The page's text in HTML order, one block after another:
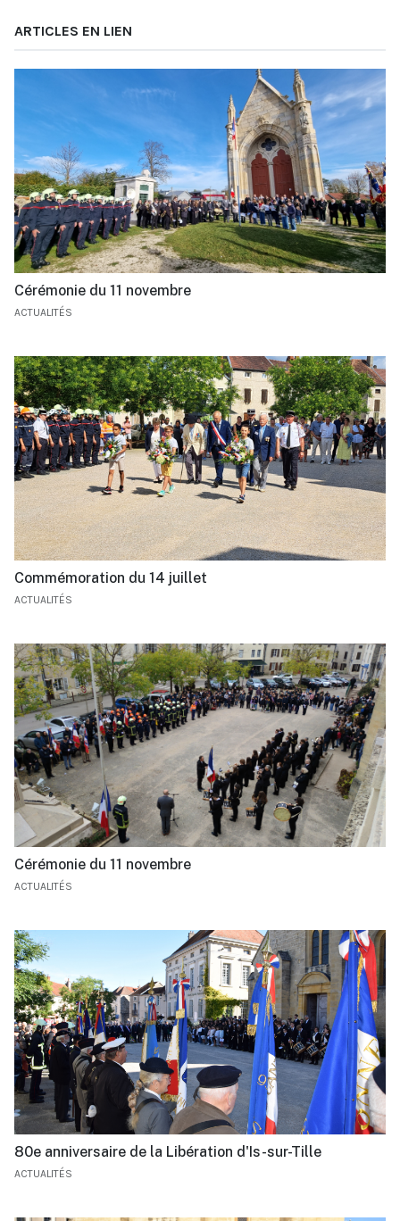
ARTICLES EN LIEN
Cérémonie du 11 novembre
ACTUALITÉS
Commémoration du 14 juillet
ACTUALITÉS
Cérémonie du 11 novembre
ACTUALITÉS
80e anniversaire de la Libération d'Is-sur-Tille
ACTUALITÉS